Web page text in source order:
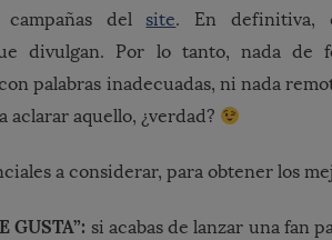
del site. En definitiva,
divulgan. Por lo tanto, nada de
palabras inadecuadas, ni nada
aclarar aquello, ¿verdad?
a considerar, para obtener los
GUSTA”: si acabas de lanzar una fan